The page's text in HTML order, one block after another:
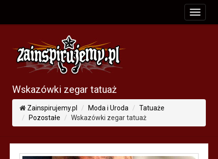
toggle
Wskazówki zegar tatuaż
Zainspirujemy.pl Moda i Uroda
Tatuaże
Pozostałe
Wskazówki zegar tatuaż